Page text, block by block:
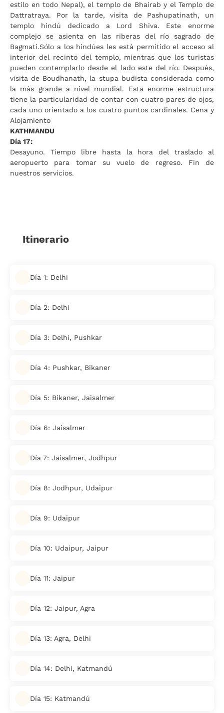
estilo en todo Nepal), el templo de Bhairab y el Templo de
Dattratraya. Por la tarde, visita de Pashupatinath, un
templo hindú dedicado a Lord Shiva. Este enorme
complejo se asienta en las riberas del río sagrado de
Bagmati.Sólo a los hindúes les está permitido el acceso al
interior del recinto del templo, mientras que los turistas
pueden contemplarlo desde el lado este del río. Después,
visita de Boudhanath, la stupa budista considerada como
la más grande a nivel mundial. Esta enorme estructura
tiene la particularidad de contar con cuatro pares de ojos,
cada uno orientado a los cuatro puntos cardinales. Cena y
Alojamiento
KATHMANDU
Día 17:
Desayuno. Tiempo libre hasta la hora del traslado al
aeropuerto para tomar su vuelo de regreso. Fin de
nuestros servicios.
Itinerario
Día 1: Delhi
Día 2: Delhi
Día 3: Delhi, Pushkar
Día 4: Pushkar, Bikaner
Día 5: Bikaner, Jaisalmer
Día 6: Jaisalmer
Día 7: Jaisalmer, Jodhpur
Día 8: Jodhpur, Udaipur
Día 9: Udaipur
Día 10: Udaipur, Jaipur
Día 11: Jaipur
Día 12: Jaipur, Agra
Día 13: Agra, Delhi
Día 14: Delhi, Katmandú
Día 15: Katmandú